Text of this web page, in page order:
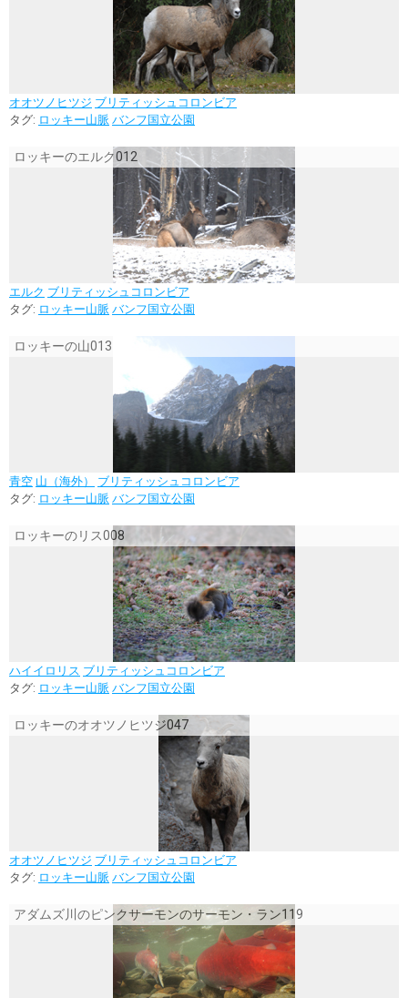
オオツノヒツジ ブリティッシュコロンビア
タグ: ロッキー山脈 バンフ国立公園
ロッキーのエルク012
エルク ブリティッシュコロンビア
タグ: ロッキー山脈 バンフ国立公園
ロッキーの山013
青空 山（海外）
ブリティッシュコロンビア
タグ: ロッキー山脈 バンフ国立公園
ロッキーのリス008
ハイイロリス ブリティッシュコロンビア
タグ: ロッキー山脈 バンフ国立公園
ロッキーのオオツノヒツジ047
オオツノヒツジ ブリティッシュコロンビア
タグ: ロッキー山脈 バンフ国立公園
アダムズ川のピンクサーモンのサーモン・ラン119